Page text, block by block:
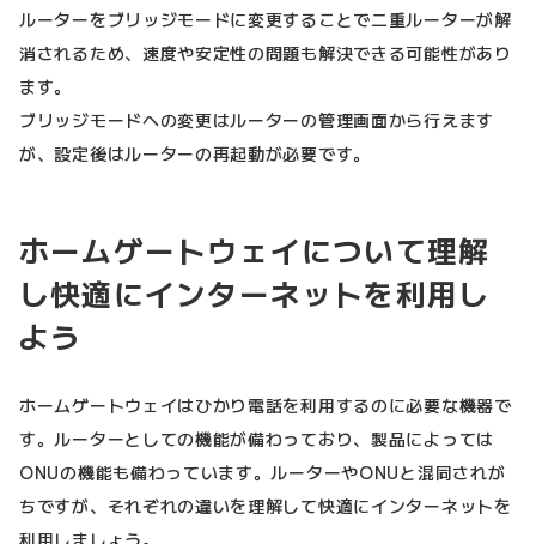
ルーターをブリッジモードに変更することで二重ルーターが解
消されるため、速度や安定性の問題も解決できる可能性があり
ます。
ブリッジモードへの変更はルーターの管理画面から行えます
が、設定後はルーターの再起動が必要です。
ホームゲートウェイについて理解
し快適にインターネットを利用し
よう
ホームゲートウェイはひかり電話を利用するのに必要な機器で
す。ルーターとしての機能が備わっており、製品によっては
ONUの機能も備わっています。ルーターやONUと混同されが
ちですが、それぞれの違いを理解して快適にインターネットを
利用しましょう。